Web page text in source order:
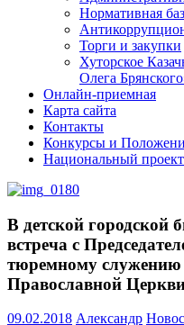
Нормативная
Торги и закупки
Хуторское
Олега
Онлайн-приемная
Карта сайта
Контакты
Конкурсы и
Национальный проект
В детской городской
встреча с
тюремному служению
Православной
09.02.2018 Александр